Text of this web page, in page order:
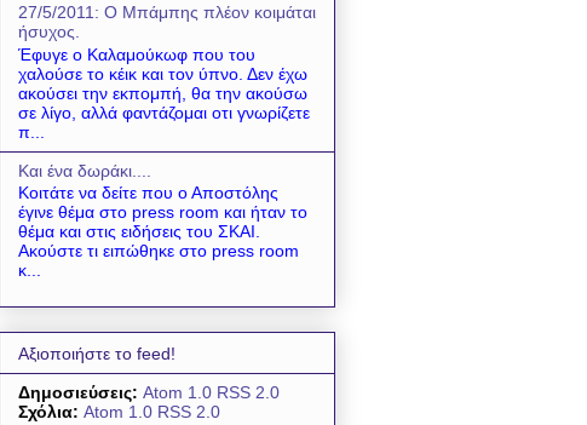
27/5/2011: O Mπάμπης πλέον κοιμάται
ήσυχος.
Έφυγε ο Καλαμούκωφ που του
χαλούσε το κέικ και τον ύπνο. Δεν έχω
ακούσει την εκπομπή, θα την ακούσω
σε λίγο, αλλά φαντάζομαι οτι γνωρίζετε
π...
Και ένα δωράκι....
Κοιτάτε να δείτε που ο Αποστόλης
έγινε θέμα στο press room και ήταν το
θέμα και στις ειδήσεις του ΣΚΑΙ.
Ακούστε τι ειπώθηκε στο press room
κ...
Αξιοποιήστε το feed!
Δημοσιεύσεις: Atom 1.0 RSS 2.0
Σχόλια: Atom 1.0 RSS 2.0